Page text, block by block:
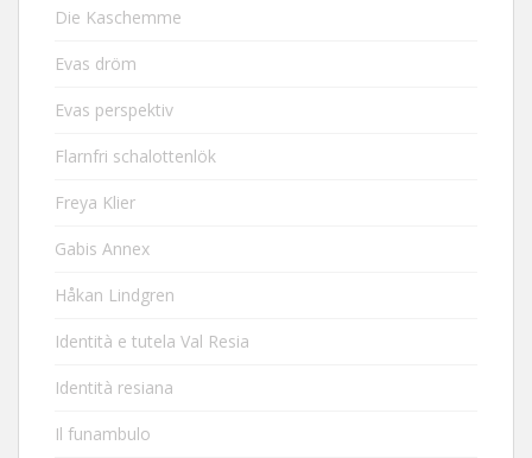
Die Kaschemme
Evas dröm
Evas perspektiv
Flarnfri schalottenlök
Freya Klier
Gabis Annex
Håkan Lindgren
Identità e tutela Val Resia
Identità resiana
Il funambulo